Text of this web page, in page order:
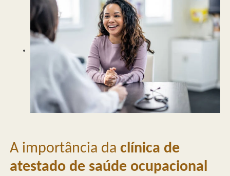
A importância daclínica de
atestado de saúde ocupacional